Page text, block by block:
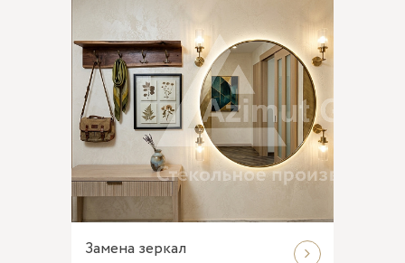
Замена зеркал